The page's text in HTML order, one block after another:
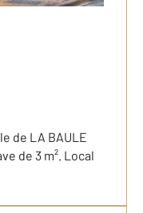
de LA BAULE
de 3 m². Local